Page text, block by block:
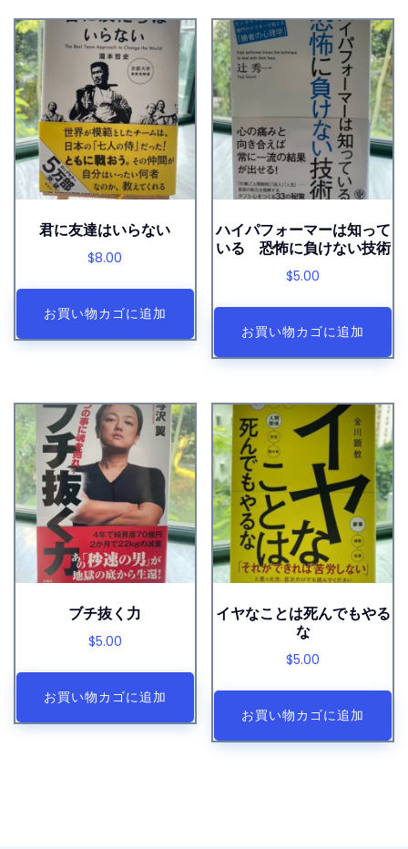
君に友達はいらない
$8.00
お買い物カゴに追加
ハイパフォーマーは知って
いる 恐怖に負けない技術
$5.00
お買い物カゴに追加
ブチ抜く力
$5.00
お買い物カゴに追加
イヤなことは死んでもやる
な
$5.00
お買い物カゴに追加